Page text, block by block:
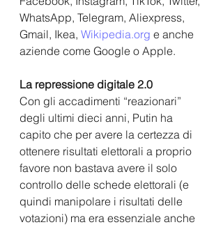
WhatsApp, Telegram, Aliexpress,
Gmail, Ikea, Wikipedia.org e anche
aziende come Google o Apple.
La repressione digitale 2.0
Con gli accadimenti “reazionari”
degli ultimi dieci anni, Putin ha
capito che per avere la certezza di
ottenere risultati elettorali a proprio
favore non bastava avere il solo
controllo delle schede elettorali (e
quindi manipolare i risultati delle
votazioni) ma era essenziale anche